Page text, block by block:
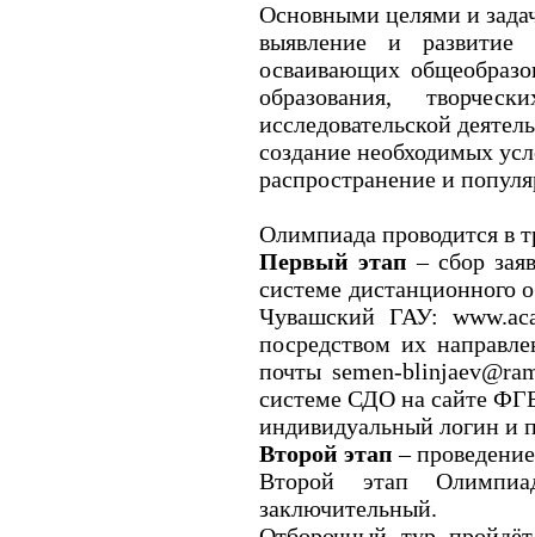
Основными целями и
выявление и развитие
осваивающих
образования,
исследовательской
создание необходимых
распространение и
Олимпиада проводится в
Первый этап – сбор
системе
Чувашский ГАУ:
посредством их
почты semen-
системе СДО на сайте
индивидуальный логин и
Второй этап–
Второй этап
заключительный.